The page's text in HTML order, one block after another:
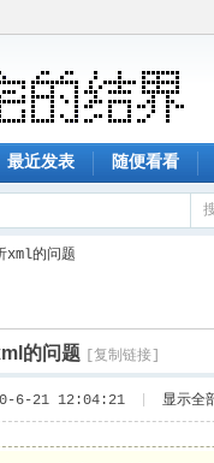
最近发表 随便看看
xml的问题
的问题 [复制链接]
6-21 12:04:21 显示全